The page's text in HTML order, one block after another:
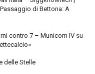
Passaggio di Bettona: A
contro 7 – Municorn IV su
delle Stelle